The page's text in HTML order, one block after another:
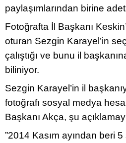
paylaşımlarından birine
Fotoğrafta İl Başkanı
oturan Sezgin Karayel’in
çalıştığı ve bunu il
biliniyor.
Sezgin Karayel’in il
fotoğrafı sosyal medya
Başkanı Akça, şu
”2014 Kasım ayından beri